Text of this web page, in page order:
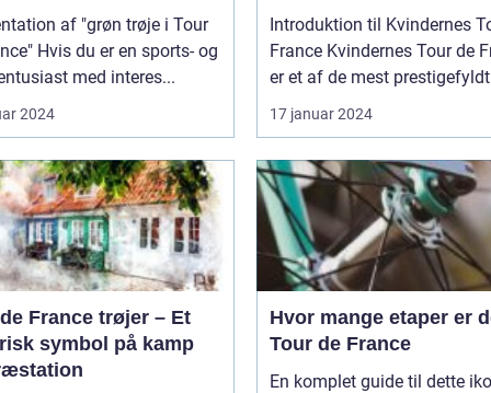
af "grøn trøje i Tour
sports- og
med interes...
2024
Præsentation af Den
Legendariske Cykelløb
Introduktion til Kvindernes
France Kvindernes Tour de France
er et af de mest
17 januar 2024
France trøjer – Et
symbol på kamp
Hvor mange etaper er
Tour de France
En komplet guide til dette